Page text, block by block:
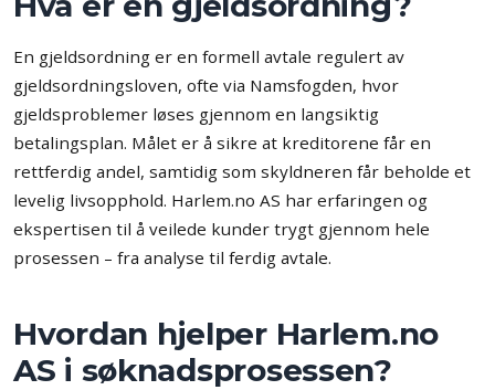
En gjeldsordning er en formell avtale regulert av
gjeldsordningsloven, ofte via Namsfogden, hvor
gjeldsproblemer løses gjennom en langsiktig
betalingsplan. Målet er å sikre at kreditorene får en
rettferdig andel, samtidig som skyldneren får beholde et
levelig livsopphold. Harlem.no AS har erfaringen og
ekspertisen til å veilede kunder trygt gjennom hele
prosessen – fra analyse til ferdig avtale.
Hvordan hjelper Harlem.no
AS i søknadsprosessen?